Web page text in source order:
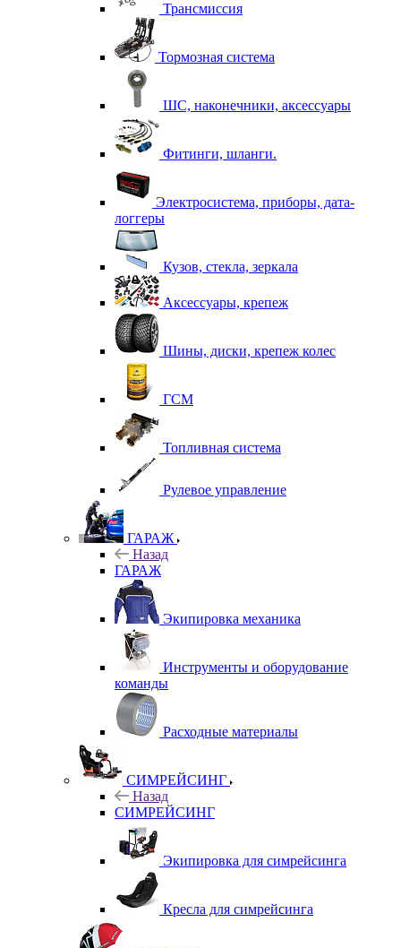
Трансмиссия
Тормозная система
ШС, наконечники, аксессуары
Фитинги, шланги.
Электросистема, приборы, дата-
логгеры
Кузов, стекла, зеркала
Аксессуары, крепеж
Шины, диски, крепеж колес
ГСМ
Топливная система
Рулевое управление
ГАРАЖ
Назад
ГАРАЖ
Экипировка механика
Инструменты и оборудование
команды
Расходные материалы
СИМРЕЙСИНГ
Назад
СИМРЕЙСИНГ
Экипировка для симрейсинга
Кресла для симрейсинга